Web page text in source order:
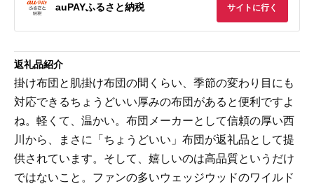
auPAYふるさと納税 サイトに行く
返礼品紹介
掛け布団と肌掛け布団の間くらい、季節の変わり目にも
対応できるちょうどいい厚みの布団があると便利ですよ
ね。軽くて、温かい。布団メーカーとして信頼の厚い西
川から、まさに「ちょうどいい」布団が返礼品として提
供されています。そして、嬉しいのは高品質というだけ
ではないこと。ファンの多いウェッジウッドのワイルド